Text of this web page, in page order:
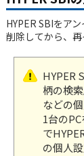
HYPER SBIをア
削除してから、再
HYPER
柄の検
などの
1台の
で
の個人